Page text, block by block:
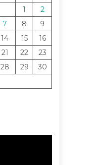
1
2
7 8
9
14 15
16
21 22
23
28 29
30